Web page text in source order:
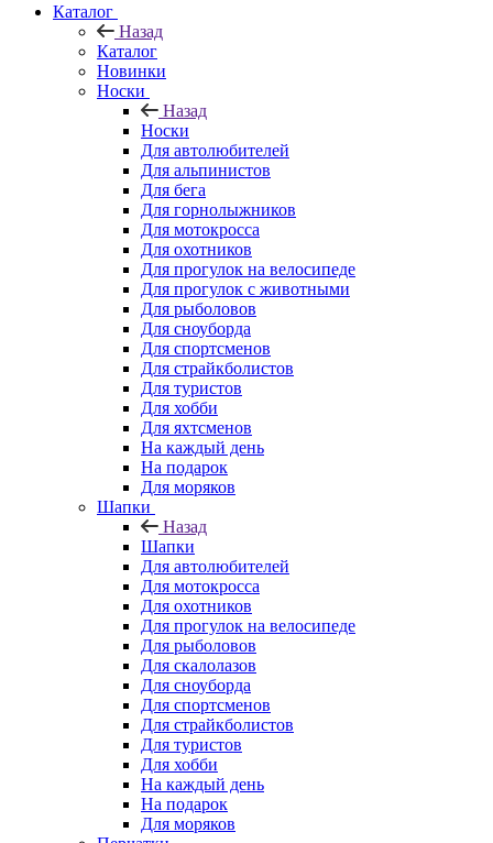
Каталог
Назад
Каталог
Новинки
Носки
Назад
Носки
Для автолюбителей
Для альпинистов
Для бега
Для горнолыжников
Для мотокросса
Для охотников
Для прогулок на велосипеде
Для прогулок с животными
Для рыболовов
Для сноуборда
Для спортсменов
Для страйкболистов
Для туристов
Для хобби
Для яхтсменов
На каждый день
На подарок
Для моряков
Шапки
Назад
Шапки
Для автолюбителей
Для мотокросса
Для охотников
Для прогулок на велосипеде
Для рыболовов
Для скалолазов
Для сноуборда
Для спортсменов
Для страйкболистов
Для туристов
Для хобби
На каждый день
На подарок
Для моряков